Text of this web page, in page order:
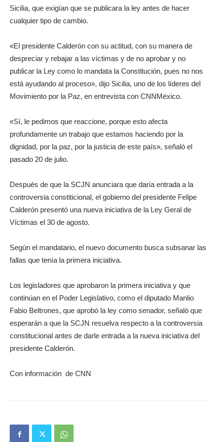
Sicilia, que exigían que se publicara la ley antes de hacer
cualquier tipo de cambio.
«El presidente Calderón con su actitud, con su manera de
despreciar y rebajar a las víctimas y de no aprobar y no
publicar la Ley como lo mandata la Constitución, pues no nos
está ayudando al proceso», dijo Sicilia, uno de los líderes del
Movimiento por la Paz, en entrevista con CNNMéxico.
«Sí, le pedimos que reaccione, porque esto afecta
profundamente un trabajo que estamos haciendo por la
dignidad, por la paz, por la justicia de este país», señaló el
pasado 20 de julio.
Después de que la SCJN anunciara que daría entrada a la
controversia constiticional, el gobierno del presidente Felipe
Calderón presentó una nueva iniciativa de la Ley Geral de
Víctimas el 30 de agosto.
Según el mandatario, el nuevo documento busca subsanar las
fallas que tenía la primera iniciativa.
Los legisladores que aprobaron la primera iniciativa y que
continúan en el Poder Legislativo, como el diputado Manlio
Fabio Beltrones, que aprobó la ley como senador, señaló que
esperarán a que la SCJN resuelva respecto a la controversia
constitucional antes de darle entrada a la nueva iniciativa del
presidente Calderón.
Con información de CNN